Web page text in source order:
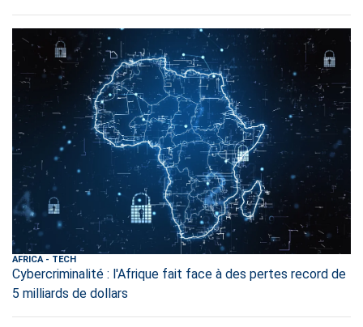
AFRICA- TECH
Cybercriminalité : l'Afrique fait face à des pertes record de
5 milliards de dollars